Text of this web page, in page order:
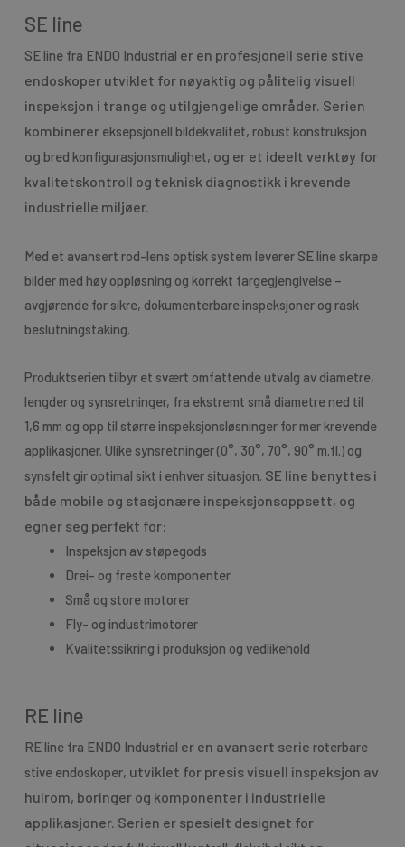
SE line
SE line fra ENDO Industrial er en profesjonell serie stive
endoskoper utviklet for nøyaktig og pålitelig visuell
inspeksjon i trange og utilgjengelige områder. Serien
kombinerer eksepsjonell bildekvalitet, robust konstruksjon
og bred konfigurasjonsmulighet, og er et ideelt verktøy for
kvalitetskontroll og teknisk diagnostikk i krevende
industrielle miljøer.
Med et avansert rod-lens optisk system leverer SE line skarpe
bilder med høy oppløsning og korrekt fargegjengivelse –
avgjørende for sikre, dokumenterbare inspeksjoner og rask
beslutningstaking.
Produktserien tilbyr et svært omfattende utvalg av diametre,
lengder og synsretninger, fra ekstremt små diametre ned til
1,6 mm og opp til større inspeksjonsløsninger for mer krevende
applikasjoner. Ulike synsretninger (0°, 30°, 70°, 90° m.fl.) og
synsfelt gir optimal sikt i enhver situasjon. SE line benyttes i
både mobile og stasjonære inspeksjonsoppsett, og
egner seg perfekt for:
Inspeksjon av støpegods
Drei- og freste komponenter
Små og store motorer
Fly- og industrimotorer
Kvalitetssikring i produksjon og vedlikehold
RE line
RE line fra ENDO Industrial er en avansert serie roterbare
stive endoskoper, utviklet for presis visuell inspeksjon av
hulrom, boringer og komponenter i industrielle
applikasjoner. Serien er spesielt designet for